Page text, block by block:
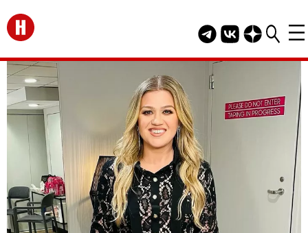
Перейти на главную
Telegram канал
Группа HELLO
Канал